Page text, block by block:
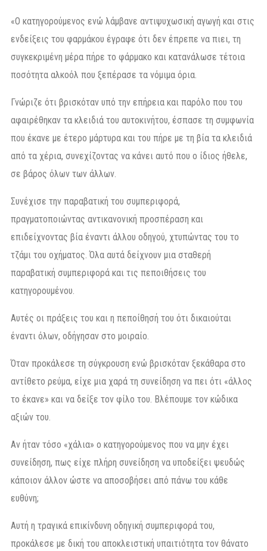
«Ο κατηγορούμενος ενώ λάμβανε αντιψυχωσική αγωγή και στις
ενδείξεις του φαρμάκου έγραφε ότι δεν έπρεπε να πιει, τη
συγκεκριμένη μέρα πήρε το φάρμακο και κατανάλωσε τέτοια
ποσότητα αλκοόλ που ξεπέρασε τα νόμιμα όρια.
Γνώριζε ότι βρισκόταν υπό την επήρεια και παρόλο που του
αφαιρέθηκαν τα κλειδιά του αυτοκινήτου, έσπασε τη συμφωνία
που έκανε με έτερο μάρτυρα και του πήρε με τη βία τα κλειδιά
από τα χέρια, συνεχίζοντας να κάνει αυτό που ο ίδιος ήθελε,
σε βάρος όλων των άλλων.
Συνέχισε την παραβατική του συμπεριφορά,
πραγματοποιώντας αντικανονική προσπέραση και
επιδείχνοντας βία έναντι άλλου οδηγού, χτυπώντας του το
τζάμι του οχήματος. Όλα αυτά δείχνουν μια σταθερή
παραβατική συμπεριφορά και τις πεποιθήσεις του
κατηγορουμένου.
Αυτές οι πράξεις του και η πεποίθησή του ότι δικαιούται
έναντι όλων, οδήγησαν στο μοιραίο.
Όταν προκάλεσε τη σύγκρουση ενώ βρισκόταν ξεκάθαρα στο
αντίθετο ρεύμα, είχε μια χαρά τη συνείδηση να πει ότι «άλλος
το έκανε» και να δείξε τον φίλο του. Βλέπουμε τον κώδικα
αξιών του.
Αν ήταν τόσο «χάλια» ο κατηγορούμενος που να μην έχει
συνείδηση, πως είχε πλήρη συνείδηση να υποδείξει ψευδώς
κάποιον άλλον ώστε να αποσοβήσει από πάνω του κάθε
ευθύνη;
Αυτή η τραγικά επικίνδυνη οδηγική συμπεριφορά του,
προκάλεσε με δική του αποκλειστική υπαιτιότητα τον θάνατο